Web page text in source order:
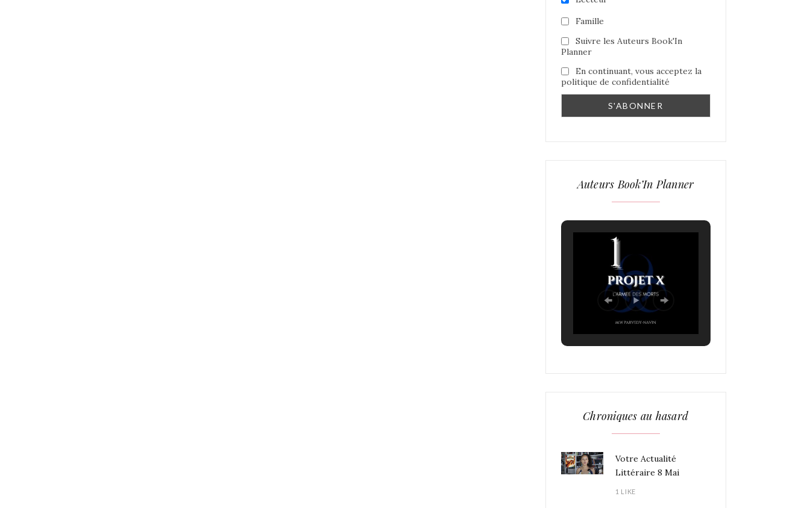
Famille
Suivre les Auteurs Book'In
Planner
En continuant, vous acceptez la
politique de confidentialité
Auteurs Book’In Planner
Chroniques au hasard
Votre Actualité
Littéraire 8 Mai
1 LIKE